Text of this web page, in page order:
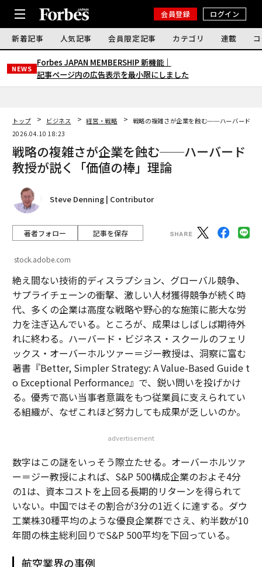
会員登録 ログイン
新着記事 人気記事 会員限定記事 カテゴリ 連載
NEWS
Forbes JAPAN MEMBERSHIP 新機能｜
記事ページ内の広告表示を最小限にしました
トップ ビジネス 経営・戦略
戦略の複雑さが企業を蝕む──ハーバード教
2026.04.10 18:23
戦略の複雑さが企業を蝕む──ハーバード
教授が説く「価値の棒」理論
Steve Denning | Contributor
著者フォロー 記事を保存
stock.adobe.com
絶え間ない技術的ディスラプション、グローバル競争、
サプライチェーンの衝撃、激しい人材獲得競争が続く時
代、多くの企業は高度な戦略や野心的な施策に膨大な労
力を注ぎ込んでいる。ところが、成果はしばしば期待外
れに終わる。ハーバード・ビジネス・スクールのフェリ
ックス・オーバーホルツァー＝ジー教授は、洞察に富む
著書『Better, Simpler Strategy: A Value-Based Guide t
o Exceptional Performance』で、鋭い問いを投げかけ
る。優秀で高い当事者意識をもつ従業員に支えられてい
る組織が、なぜこれほど努力しても成果が乏しいのか。
advertisement
数字はこの謎をいっそう際立たせる。オーバーホルツァ
ー＝ジー教授によれば、S&P 500構成企業のおよそ4分
の1は、資本コストを上回る長期的リターンを得られて
いない。中国ではその割合が3分の1近くに達する。ダウ
工業株30種平均のような優良企業群でさえ、約半数が10
年間の株主総利回りでS&P 500平均を下回っている。
航空業界の事例